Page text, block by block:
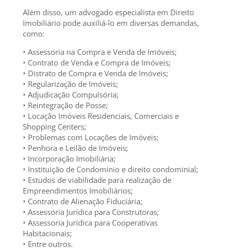
Além disso, um advogado especialista em Direito
Imobiliário pode auxiliá-lo em diversas demandas,
como:
• Assessoria na Compra e Venda de Imóveis;
• Contrato de Venda e Compra de Imóveis;
• Distrato de Compra e Venda de Imóveis;
• Regularização de Imóveis;
• Adjudicação Compulsória;
• Reintegração de Posse;
• Locação Imóveis Residenciais, Comerciais e
Shopping Centers;
• Problemas com Locações de Imóveis;
• Penhora e Leilão de Imóveis;
• Incorporação Imobiliária;
• Instituição de Condomínio e direito condominial;
• Estudos de viabilidade para realização de
Empreendimentos Imobiliários;
• Contrato de Alienação Fiduciária;
• Assessoria Jurídica para Construtoras;
• Assessoria Jurídica para Cooperativas
Habitacionais;
• Entre outros.